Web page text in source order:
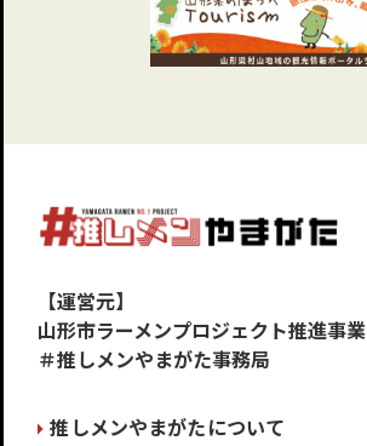
【運営元】
山形市ラーメンプロジェクト推進事業
＃推しメンやまがた事務局
推しメンやまがたについて